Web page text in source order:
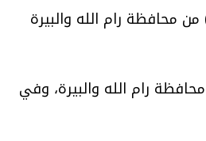
القوات الإسرائيلية الشهر الماضي (7) مواطنين: (3) من محافظة الخليل و(2) من محافظة رام الله والبيرة
حميدة (18 عاماً) من قرية بيتَين شمال شرق محافظة رام الله والبيرة، وفي